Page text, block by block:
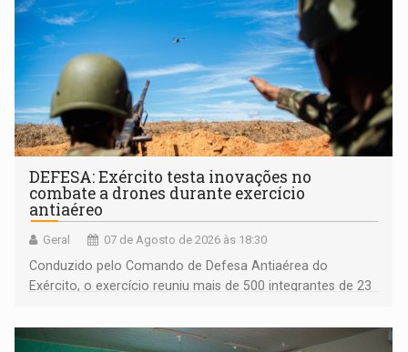
DEFESA: Exército testa inovações no
combate a drones durante exercício
antiaéreo
Geral 07 de Agosto de 2026 às 18:30
Conduzido pelo Comando de Defesa Antiaérea do
Exército, o exercício reuniu mais de 500 integrantes de 23